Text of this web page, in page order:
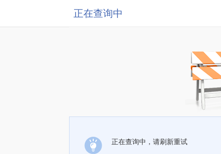
正在查询中
正在查询中，请刷新重试